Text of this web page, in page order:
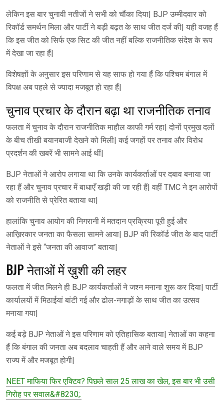
लेकिन इस बार चुनावी नतीजों ने सभी को चौंका दिया| BJP उम्मीदवार को
रिकॉर्ड समर्थन मिला और पार्टी ने बड़ी बढ़त के साथ जीत दर्ज की| यही वजह हैं
कि इस जीत को सिर्फ एक सिट की जीत नहीं बल्कि राजनीतिक संदेश के रूप
में देखा जा रहा हैं|
विशेषज्ञों के अनुसार इस परिणाम से यह साफ हो गया हैं कि पश्चिम बंगाल में
विपक्ष अब पहले से ज्यादा मजबूत हो रहा हैं|
चुनाव प्रचार के दौरान बढ़ा था राजनीतिक तनाव
फलता में चुनाव के दौरान राजनीतिक माहौल काफी गर्म रहा| दोनों प्रमुख दलों
के बीच तीखी बयानबाजी देखने को मिली| कई जगहों पर तनाव और विरोध
प्रदर्शन की खबरें भी सामने आई थीं|
BJP नेताओं ने आरोप लगाया था कि उनके कार्यकर्ताओं पर दबाव बनाया जा
रहा हैं और चुनाव प्रचार में बाधाएँ खड़ी की जा रही हैं| वहीं TMC ने इन आरोपों
को राजनीति से प्रेरित बताया था|
हालांकि चुनाव आयोग की निगरानी में मतदान प्रक्रिया पूरी हुई और
आख़िरकार जनता का फैसला सामने आया| BJP की रिकॉर्ड जीत के बाद पार्टी
नेताओं ने इसे “जनता की आवाज” बताया|
BJP नेताओं में ख़ुशी की लहर
फलता में जीत मिलने ही BJP कार्यकर्ताओं ने जश्न मनाना शुरू कर दिया| पार्टी
कार्यालयों में मिठाईयां बांटी गई और ढोल-नगाड़ों के साथ जीत का उत्सव
मनाया गया|
कई बड़े BJP नेताओं ने इस परिणाम को एतिहासिक बताया| नेताओं का कहना
हैं कि बंगाल की जनता अब बदलाव चाहती हैं और आने वाले समय में BJP
राज्य में और मजबूत होगी|
NEET माफिया फिर एक्टिव? पिछले साल 25 लाख का खेल, इस बार भी उसी
गिरोह पर सवाल&#8230;.